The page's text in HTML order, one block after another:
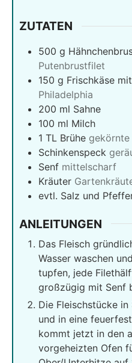
ZUTATEN
500 g
Putenbrustfilet
150 g Frischkäse
Philadelphia
200 ml Sahne
100 ml Milch
1 TL Brühe gekörnte
Schinkenspeck
Senf mittelscharf
Kräuter
evtl. Salz und
ANLEITUNGEN
Das Fleisch
Wasser waschen
tupfen, jede
großzügig mit Senf
Die Fleischstücke
und in eine
kommt jetzt in den
vorgeheizten Ofen